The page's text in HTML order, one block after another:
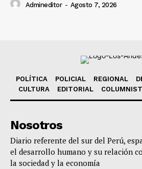
Admineditor - Agosto 7, 2026
POLÍTICA POLICIAL REGIONAL
CULTURA
EDITORIAL
Nosotros
Diario referente del sur del Perú,
el desarrollo humano y su relación
la sociedad y la economía